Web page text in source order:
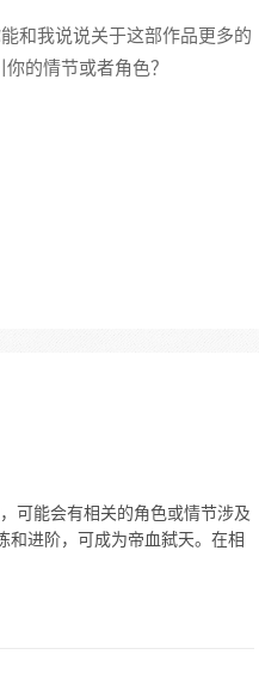
和我说说关于这部作品更多的
的情节或者角色？
可能会有相关的角色或情节涉及
和进阶，可成为帝血弑天。在相